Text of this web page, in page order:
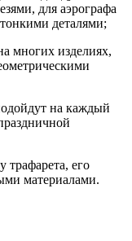
для аэрографа
деталями;
многих изделиях,
на каждый
трафарета, его
материалами.